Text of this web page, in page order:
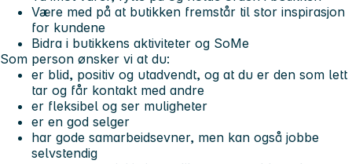
Være med på at butikken fremstår til stor inspirasjon
for kundene
Bidra i butikkens aktiviteter og SoMe
Som person ønsker vi at du:
er blid, positiv og utadvendt, og at du er den som lett
tar og får kontakt med andre
er fleksibel og ser muligheter
er en god selger
har gode samarbeidsevner, men kan også jobbe
selvstendig